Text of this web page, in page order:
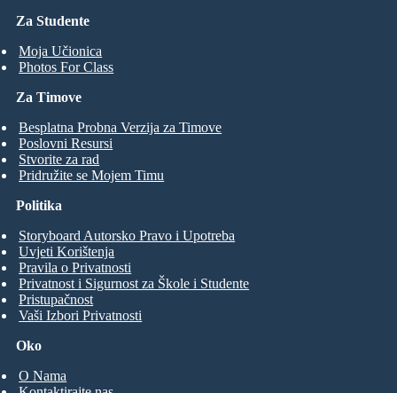
Za Studente
Moja Učionica
Photos For Class
Za Timove
Besplatna Probna Verzija za Timove
Poslovni Resursi
Stvorite za rad
Pridružite se Mojem Timu
Oko
O Nama
Politika
Storyboard Autorsko Pravo i Upotreba
Uvjeti Korištenja
Pravila o Privatnosti
Privatnost i Sigurnost za Škole i Studente
Pristupačnost
Vaši Izbori Privatnosti